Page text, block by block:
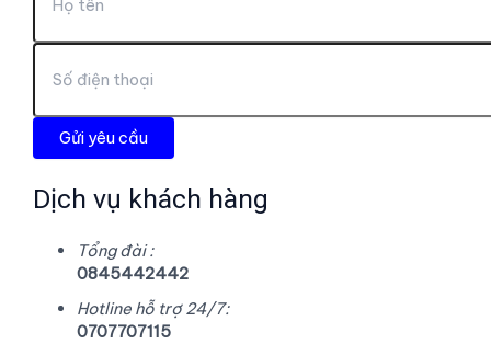
Dịch vụ khách hàng
Tổng đài :
0845442442
Hotline hỗ trợ 24/7:
0707707115